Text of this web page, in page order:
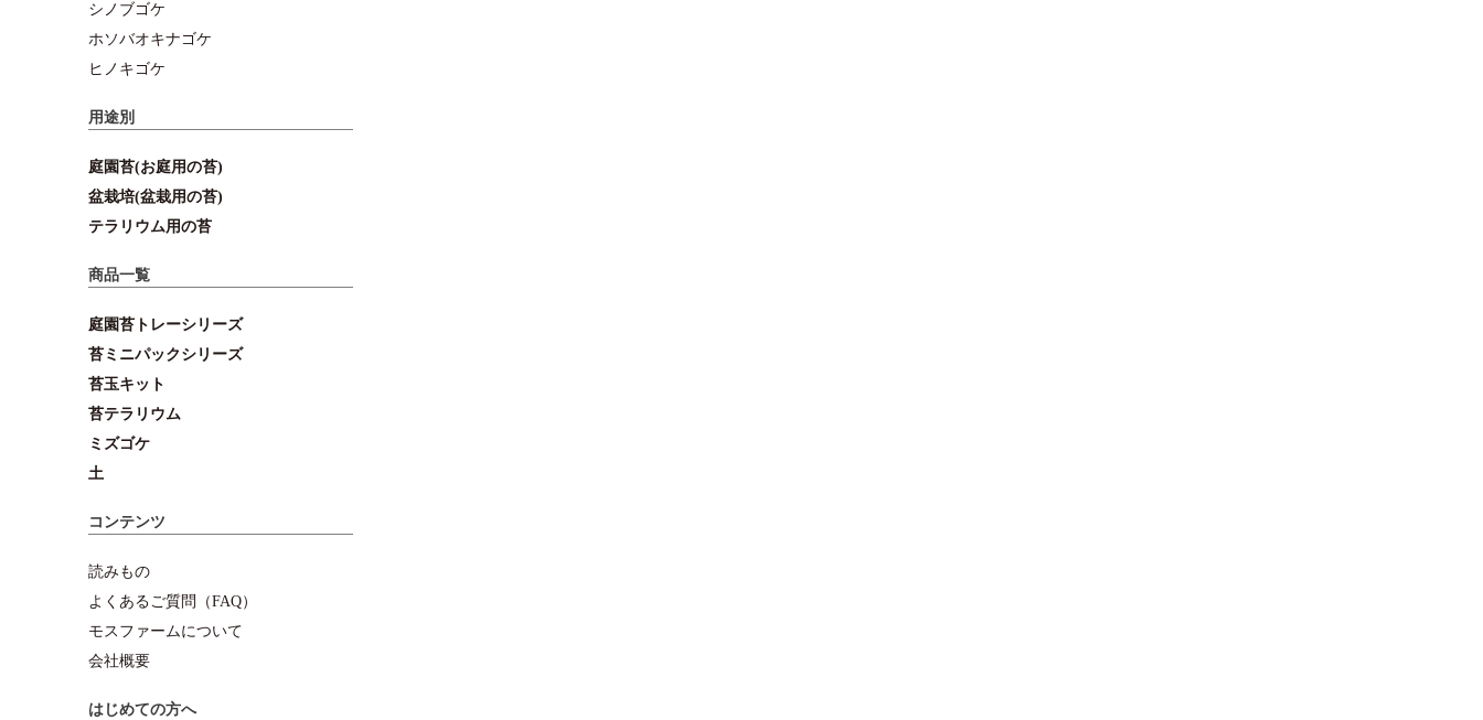
シノブゴケ
ホソバオキナゴケ
ヒノキゴケ
用途別
庭園苔(お庭用の苔)
盆栽培(盆栽用の苔)
テラリウム用の苔
商品一覧
庭園苔トレーシリーズ
苔ミニパックシリーズ
苔玉キット
苔テラリウム
ミズゴケ
土
コンテンツ
読みもの
よくあるご質問（FAQ）
モスファームについて
会社概要
はじめての方へ